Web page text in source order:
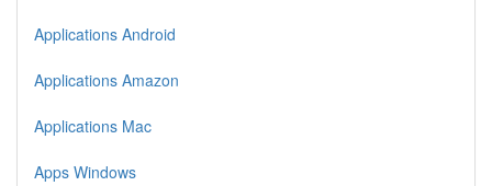
Applications Android
Applications Amazon
Applications Mac
Apps Windows